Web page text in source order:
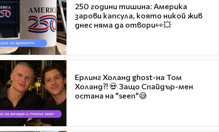
250 години тишина: Америка
зарови капсула, която никой жив
днес няма да отвори👀💥
Ерлинг Холанд ghost-на Том
Холанд?! 💀 Защо Спайдър-мен
остана на "seen"😅